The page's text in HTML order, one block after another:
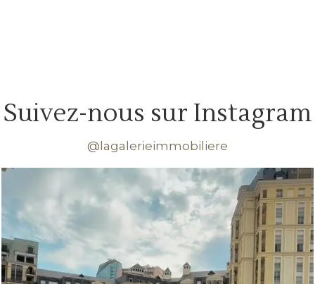
Suivez-nous sur Instagram
@lagalerieimmobiliere